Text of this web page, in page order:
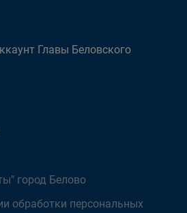
Главы Беловского
город Белово
обработки персональных